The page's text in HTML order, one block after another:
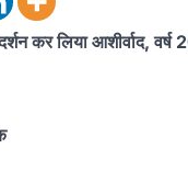
कर लिया आशीर्वाद, वर्ष